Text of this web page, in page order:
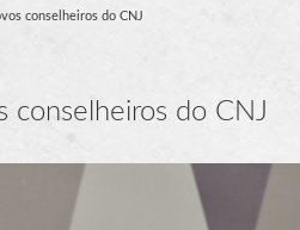
conselheiros do CNJ
conselheiros do CNJ